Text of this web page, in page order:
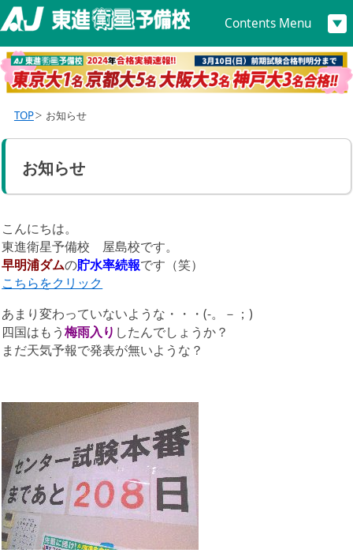
Contents Menu
TOP お知らせ
お知らせ
こんにちは。
東進衛星予備校 屋島校です。
早明浦ダムの貯水率続報です（笑）
こちらをクリック
あまり変わっていないような・・・(-。－；)
四国はもう梅雨入り したんでしょうか？
まだ天気予報で発表が無いような？